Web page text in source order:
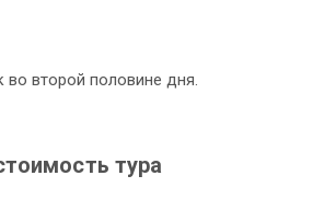
второй половине дня.
тура